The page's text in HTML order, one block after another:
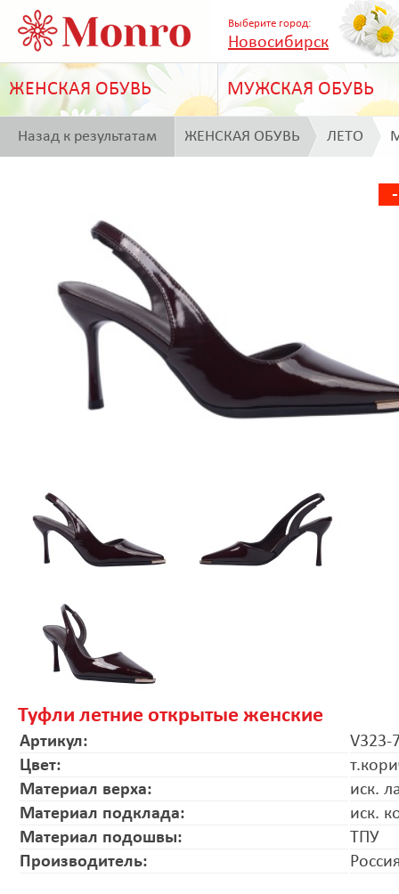
Выберите город:
Новосибирск
ЖЕНСКАЯ ОБУВЬ МУЖСКАЯ ОБУВЬ
Назад к результатам ЖЕНСКАЯ ОБУВЬ ЛЕТО
Туфли летние открытые женские
Артикул:
V323-
Цвет:
Материал верха:
иск.
Материал подклада:
иск.
Материал подошвы:
ТПУ
Производитель: